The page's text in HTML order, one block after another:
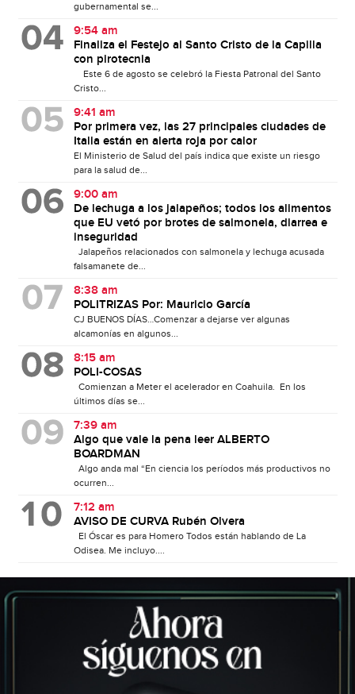
gubernamental se...
9:54 am
Finaliza el Festejo al Santo Cristo de la Capilla
con pirotecnia
Este 6 de agosto se celebró la Fiesta Patronal del Santo
Cristo...
9:41 am
Por primera vez, las 27 principales ciudades de
Italia están en alerta roja por calor
El Ministerio de Salud del país indica que existe un riesgo
para la salud de...
9:00 am
De lechuga a los jalapeños; todos los alimentos
que EU vetó por brotes de salmonela, diarrea e
inseguridad
Jalapeños relacionados con salmonela y lechuga acusada
falsamanete de...
8:38 am
POLITRIZAS Por: Mauricio García
CJ BUENOS DÍAS…Comenzar a dejarse ver algunas
alcamonías en algunos...
8:15 am
POLI-COSAS
Comienzan a Meter el acelerador en Coahuila. En los
últimos días se...
7:39 am
Algo que vale la pena leer ALBERTO
BOARDMAN
Algo anda mal “En ciencia los períodos más productivos no
ocurren...
7:12 am
AVISO DE CURVA Rubén Olvera
El Óscar es para Homero Todos están hablando de La
Odisea. Me incluyo....